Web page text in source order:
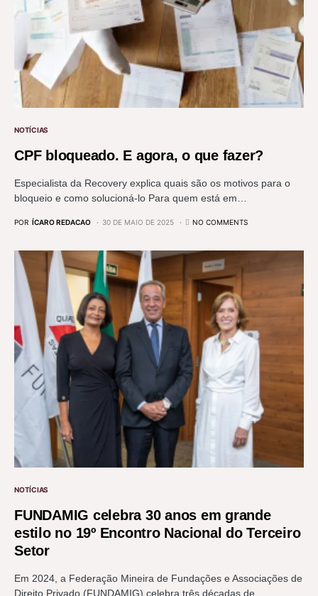
NOTÍCIAS
CPF bloqueado. E agora, o que fazer?
Especialista da Recovery explica quais são os motivos para o
bloqueio e como solucioná-lo Para quem está em…
POR ÍCARO REDACAO 30 DE MAIO DE 2025 NO COMMENTS
NOTÍCIAS
FUNDAMIG celebra 30 anos em grande
estilo no 19º Encontro Nacional do Terceiro
Setor
Em 2024, a Federação Mineira de Fundações e Associações de
Direito Privado (FUNDAMIG) celebra três décadas de